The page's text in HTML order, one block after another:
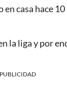
en casa hace
la liga y por
PUBLICIDAD